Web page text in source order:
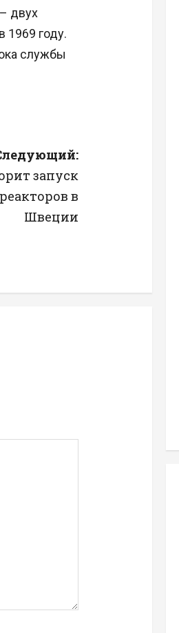
двух
1969 году.
службы
запуск
в
Швеции